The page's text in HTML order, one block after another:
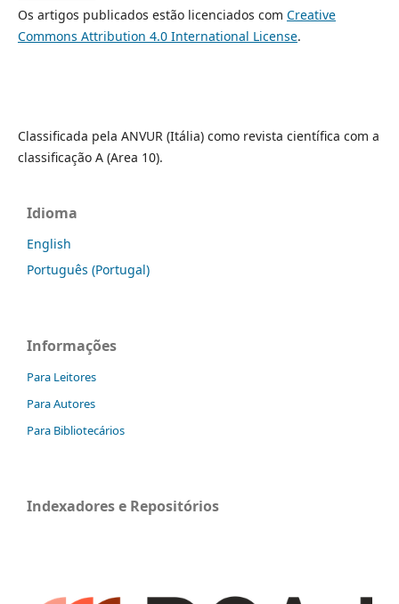
Os artigos publicados estão licenciados com Creative
Commons Attribution 4.0 International License.
Classificada pela ANVUR (Itália) como revista científica com a
classificação A (Area 10).
Idioma
English
Português (Portugal)
Informações
Para Leitores
Para Autores
Para Bibliotecários
Indexadores e Repositórios